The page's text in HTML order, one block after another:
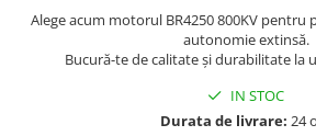
Voltmetre
Incarcatoare telefoane
Ingrijire personala & Cosmetice
Retelistica & Supraveghere
Alege acum motorul BR4250 800KV
autonomie extinsă.
Bucură-te de calitate și durabilitate la
IN STOC
Durata de livrare: 24